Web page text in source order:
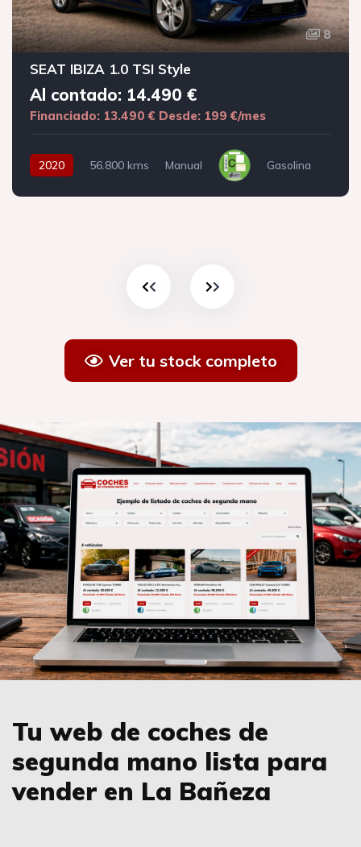
8
SEAT IBIZA 1.0 TSI Style
Al contado: 14.490 €
Financiado: 13.490 € Desde: 199 €/mes
2020 56.800 kms Manual Gasolina
Ver tu stock completo
Tu web de coches de
segunda mano lista para
vender en La Bañeza